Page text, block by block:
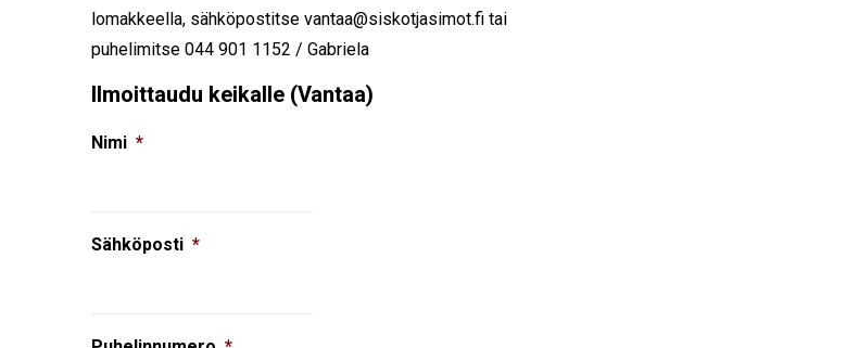
lomakkeella, sähköpostitse vantaa@siskotjasimot.fi tai
puhelimitse 044 901 1152 / Gabriela
Ilmoittaudu keikalle (Vantaa)
Nimi *
Sähköposti *